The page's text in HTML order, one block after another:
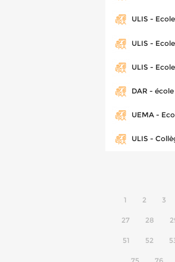
ULIS -
ULIS -
ULIS -
DAR -
UEMA -
ULIS -
1 2 3
27 28
51 52